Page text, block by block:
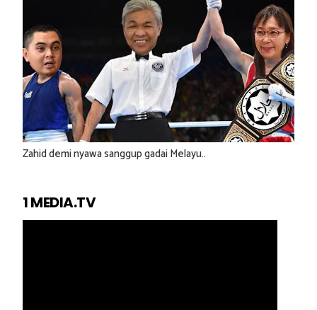
Zahid demi nyawa sanggup gadai Melayu..
1 MEDIA.TV